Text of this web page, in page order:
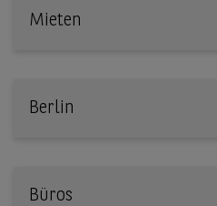
Mieten
Büros